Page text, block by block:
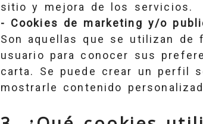
sitio y mejora de los servicios.
- Cookies de marketing y/o
Son aquellas que se utilizan de
usuario para conocer sus
carta. Se puede crear un perfil
mostrarle contenido